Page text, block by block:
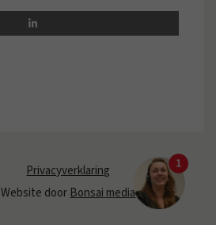
Privacyverklaring
Website doorBonsai media